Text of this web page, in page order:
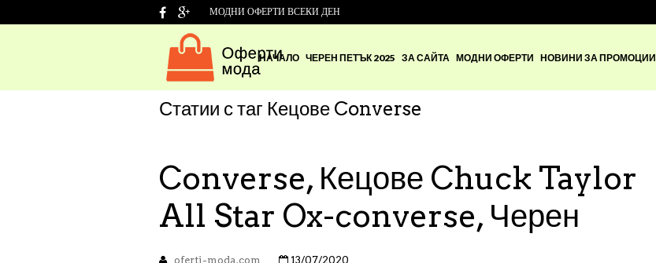
МОДНИ ОФЕРТИ ВСЕКИ ДЕН
НАЧАЛО ЧЕРЕН ПЕТЪК 2025 ЗА САЙТА МОДНИ ОФЕРТИ НОВИНИ ЗА ПРОМОЦИИ
Статии с таг Кецове Converse
Converse, Кецове Chuck Taylor
All Star Ox-converse, Черен
oferti-moda.com 13/07/2020